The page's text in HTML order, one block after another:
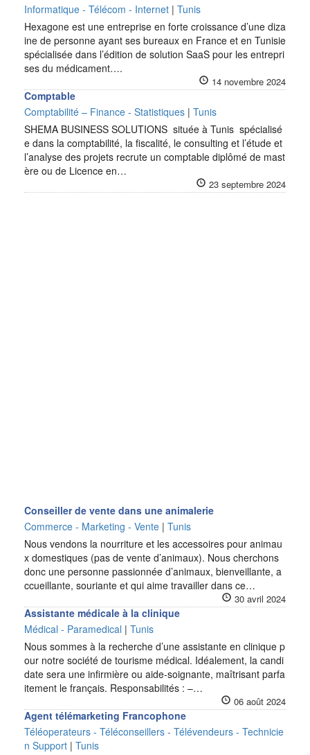
Informatique - Télécom - Internet | Tunis
Hexagone est une entreprise en forte croissance d’une diza
ine de personne ayant ses bureaux en France et en Tunisie
spécialisée dans l’édition de solution SaaS pour les entrepri
ses du médicament….
14 novembre 2024
Comptable
Comptabilité – Finance - Statistiques | Tunis
SHEMA BUSINESS SOLUTIONS située à Tunis spécialisé
e dans la comptabilité, la fiscalité, le consulting et l’étude et
l’analyse des projets recrute un comptable diplômé de mast
ère ou de Licence en…
23 septembre 2024
Conseiller de vente dans une animalerie
Commerce - Marketing - Vente | Tunis
Nous vendons la nourriture et les accessoires pour animau
x domestiques (pas de vente d’animaux). Nous cherchons
donc une personne passionnée d’animaux, bienveillante, a
ccueillante, souriante et qui aime travailler dans ce…
30 avril 2024
Assistante médicale à la clinique
Médical - Paramedical | Tunis
Nous sommes à la recherche d’une assistante en clinique p
our notre société de tourisme médical. Idéalement, la candi
date sera une infirmière ou aide-soignante, maîtrisant parfa
itement le français. Responsabilités : –…
06 août 2024
Agent télémarketing Francophone
Téléoperateurs - Téléconseillers - Télévendeurs - Technicie
n Support | Tunis